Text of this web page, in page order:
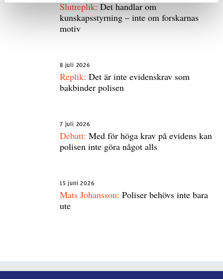
Slutreplik:Det handlar om
kunskapsstyrning – inte om forskarnas
motiv
8 juli 2026
Replik: Det är inte evidenskrav som
bakbinder polisen
7 juli 2026
Debatt: Med för höga krav på evidens kan
polisen inte göra något alls
15 juni 2026
Mats Johansson: Poliser behövs inte bara
ute